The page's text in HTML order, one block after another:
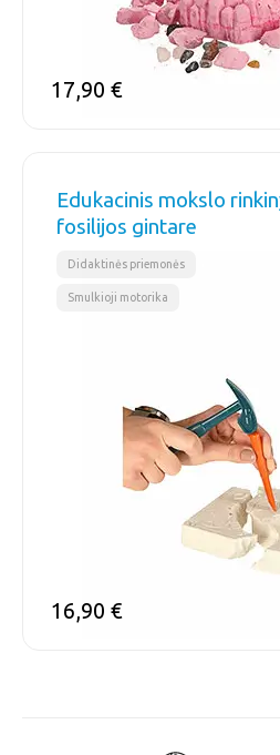
17,90 €
Edukacinis mokslo
fosilijos gintare
Didaktinės priemonės
Smulkioji motorika
16,90 €